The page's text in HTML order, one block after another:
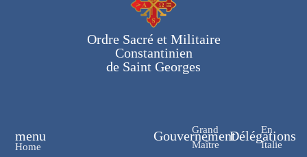
Ordre Sacré et Militaire
Constantinien
de Saint Georges
Gouvernement
Grand
Maître
Délégations
En
Italie
menu
Home